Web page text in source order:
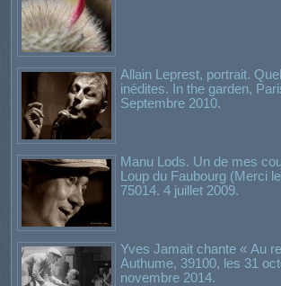
Allain Leprest, portrait.
inédites. In the garden,
Septembre 2010.
Manu Lods. Un de mes
Loup du Faubourg (Merci
75014. 4 juillet 2009.
Yves Jamait chante « Au
Authume, 39100, les 31
novembre 2014.